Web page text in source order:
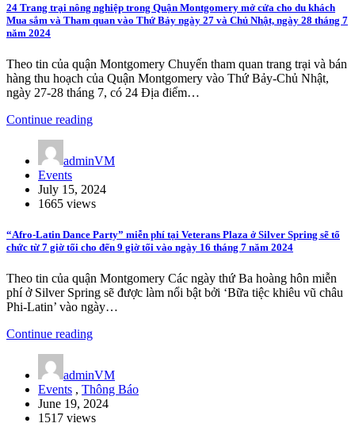
24 Trang trại nông nghiệp trong Quận Montgomery mở cửa cho du khách
Mua sắm và Tham quan vào Thứ Bảy ngày 27 và Chủ Nhật, ngày 28 tháng 7
năm 2024
Theo tin của quận Montgomery Chuyến tham quan trang trại và bán
hàng thu hoạch của Quận Montgomery vào Thứ Bảy-Chủ Nhật,
ngày 27-28 tháng 7, có 24 Địa điểm…
Continue reading
adminVM
Events
July 15, 2024
1665 views
“Afro-Latin Dance Party” miễn phí tại Veterans Plaza ở Silver Spring sẽ tổ
chức từ 7 giờ tối cho đến 9 giờ tối vào ngày 16 tháng 7 năm 2024
Theo tin của quận Montgomery Các ngày thứ Ba hoàng hôn miễn
phí ở Silver Spring sẽ được làm nổi bật bởi ‘Bữa tiệc khiêu vũ châu
Phi-Latin’ vào ngày…
Continue reading
adminVM
Events , Thông Báo
June 19, 2024
1517 views